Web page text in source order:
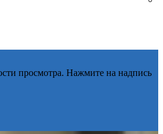
просмотра. Нажмите на надпись